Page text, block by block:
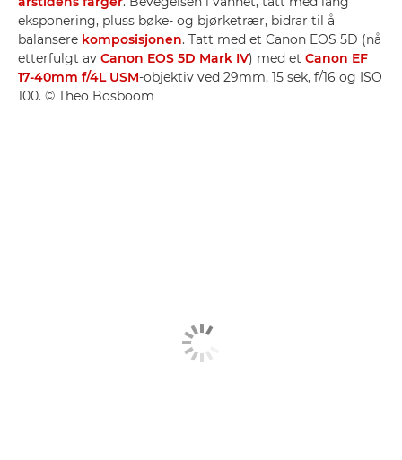
eksponering, pluss bøke- og bjørketrær, bidrar til å
balansere komposisjonen. Tatt med et Canon EOS 5D (nå
etterfulgt av Canon EOS 5D Mark IV) med et Canon EF
17-40mm f/4L USM-objektiv ved 29mm, 15 sek, f/16 og ISO
100. © Theo Bosboom